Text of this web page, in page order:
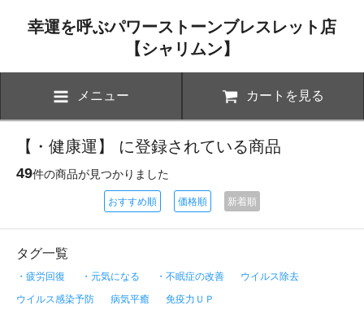
幸運を呼ぶパワーストーンブレスレット店
【シャリムン】
メニュー カートを見る
【・健康運】 に登録されている商品
49件の商品が見つかりました
おすすめ順 価格順 新着順
タグ一覧
・疲労回復 ・元気になる ・不眠症の改善
ウイルス除去
ウイルス感染予防
病気平癒 免疫力ＵＰ